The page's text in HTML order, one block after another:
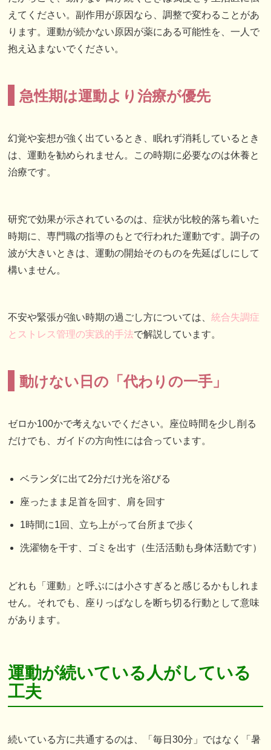
えてください。副作用が原因なら、調整で変わることがあ
ります。運動が続かない原因が薬にある可能性を、一人で
抱え込まないでください。
急性期は運動より治療が優先
幻覚や妄想が強く出ているとき、眠れず消耗しているとき
は、運動を勧められません。この時期に必要なのは休養と
治療です。
研究で効果が示されているのは、症状が比較的落ち着いた
時期に、専門職の指導のもとで行われた運動です。調子の
波が大きいときは、運動の開始そのものを先延ばしにして
構いません。
不安や緊張が強い時期の過ごし方については、統合失調症
とストレス管理の実践的手法で解説しています。
動けない日の「代わりの一手」
ゼロか100かで考えないでください。座位時間を少し削る
だけでも、ガイドの方向性には合っています。
ベランダに出て2分だけ光を浴びる
座ったまま足首を回す、肩を回す
1時間に1回、立ち上がって台所まで歩く
洗濯物を干す、ゴミを出す（生活活動も身体活動です）
どれも「運動」と呼ぶには小さすぎると感じるかもしれま
せん。それでも、座りっぱなしを断ち切る行動として意味
があります。
運動が続いている人がしている
工夫
続いている方に共通するのは、「毎日30分」ではなく「暑